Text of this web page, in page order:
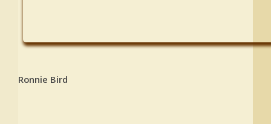
Ronnie Bird